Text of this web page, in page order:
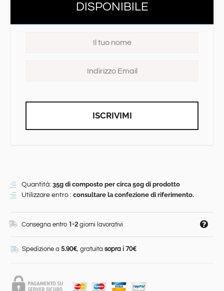
DISPONIBILE
ISCRIVIMI
Quantità: 35g di composto per circa 50g di prodotto
Utilizzare entro : consultare la confezione di riferimento.
Consegna entro 1-2 giorni lavorativi
Spedizione a 5.90€, gratuita sopra i 70€